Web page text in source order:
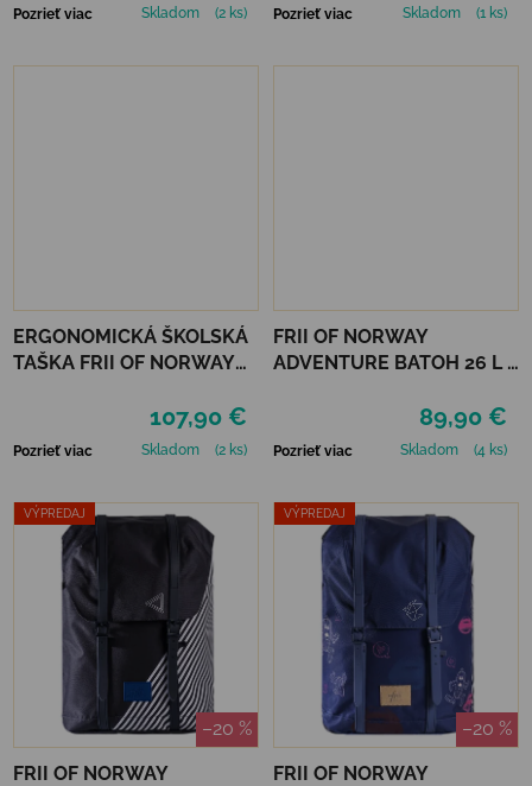
Pozrieť viac Skladom (2 ks) Pozrieť viac Skladom (1 ks)
ERGONOMICKÁ ŠKOLSKÁ
TAŠKA FRII OF NORWAY
107,90 €
Pozrieť viac Skladom (2 ks)
FRII OF NORWAY
ADVENTURE BATOH 26 L -
89,90 €
Pozrieť viac Skladom (4 ks)
VÝPREDAJ
–20 %
FRII OF NORWAY
VÝPREDAJ
–20 %
FRII OF NORWAY